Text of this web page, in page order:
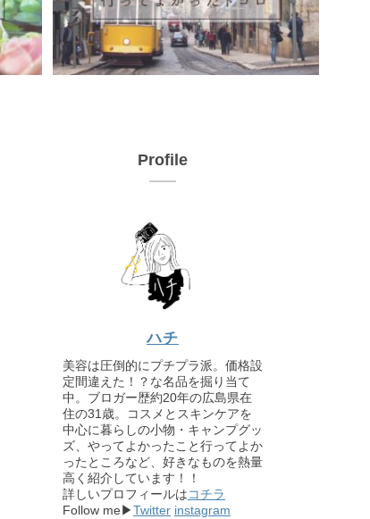
Profile
ハチ
美容は圧倒的にプチプラ派。価格設
定間違えた！？な名品を掘り当て
中。ブロガー歴約20年の広島県在
住の31歳。コスメとスキンケアを
中心に暮らしの小物・キャンプグッ
ズ、やってよかったこと行ってよか
ったところなど、好きなものを熱量
高く紹介しています！！
詳しいプロフィールはコチラ
Follow me▶Twitter instagram